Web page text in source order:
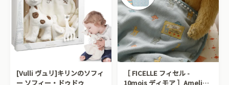
[Vulli ヴュリ]キリンのソフィ
ー ソフィー・ドゥドゥ
［ FICELLE フィセル -
10mois ディモア ］Amelie